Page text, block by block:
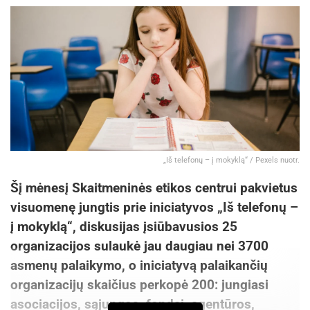
„Iš telefonų – į mokyklą“ / Pexels nuotr.
Šį mėnesį Skaitmeninės etikos centrui pakvietus
visuomenę jungtis prie iniciatyvos „Iš telefonų –
į mokyklą“, diskusijas įsiūbavusios 25
organizacijos sulaukė jau daugiau nei 3700
asmenų palaikymo, o iniciatyvą palaikančių
organizacijų skaičius perkopė 200: jungiasi
asociacijos, sąjungos, fondai, agentūros,